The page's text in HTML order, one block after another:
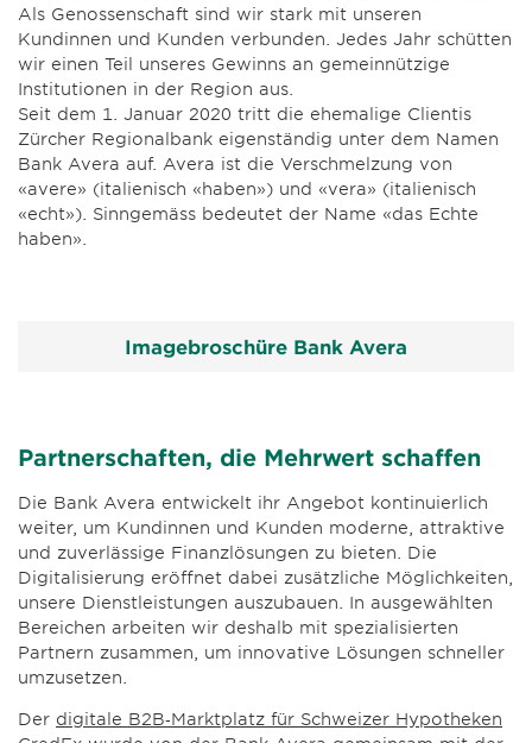
Als Genossenschaft sind wir stark mit unseren
Kundinnen und Kunden verbunden. Jedes Jahr schütten
wir einen Teil unseres Gewinns an gemeinnützige
Institutionen in der Region aus.
Seit dem 1. Januar 2020 tritt die ehemalige Clientis
Zürcher Regionalbank eigenständig unter dem Namen
Bank Avera auf. Avera ist die Verschmelzung von
«avere» (italienisch «haben») und «vera» (italienisch
«echt»). Sinngemäss bedeutet der Name «das Echte
haben».
Imagebroschüre Bank Avera
Partnerschaften, die Mehrwert schaffen
Die Bank Avera entwickelt ihr Angebot kontinuierlich
weiter, um Kundinnen und Kunden moderne, attraktive
und zuverlässige Finanzlösungen zu bieten. Die
Digitalisierung eröffnet dabei zusätzliche Möglichkeiten,
unsere Dienstleistungen auszubauen. In ausgewählten
Bereichen arbeiten wir deshalb mit spezialisierten
Partnern zusammen, um innovative Lösungen schneller
umzusetzen.
Der digitale B2B‑Marktplatz für Schweizer Hypotheken